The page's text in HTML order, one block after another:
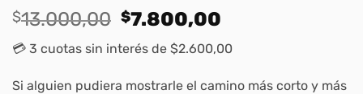
$13.000,00 Original
price
was:
$13.000,00.
$7.800,00
price
is:
$7.800,00.
💳 3 cuotas sin interés de $2.600,00
Si alguien pudiera mostrarle el camino más corto y más